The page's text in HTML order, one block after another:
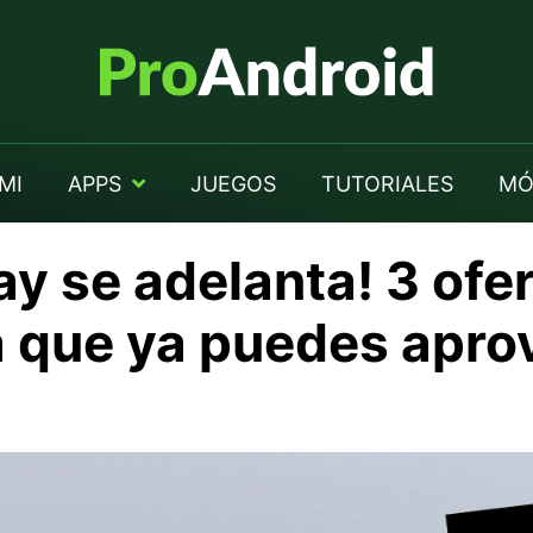
APPS JUEGOS TUTORIALES
se adelanta! 3
ya puedes